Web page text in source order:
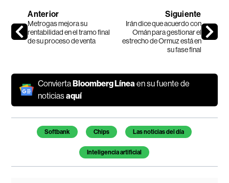
Anterior
Metrogas mejora su
rentabilidad en el tramo final
de su proceso de venta
Siguiente
Irán dice que acuerdo con
Omán para gestionar el
estrecho de Ormuz está en
su fase final
ConviertaBloomberg Línea en su fuente de
noticiasaquí
Temas de este artículo
Softbank Chips Las noticias del día
Inteligencia artificial